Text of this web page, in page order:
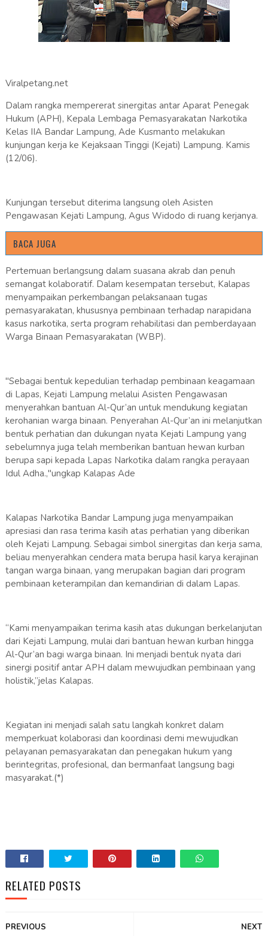
Viralpetang.net
Dalam rangka mempererat sinergitas antar Aparat Penegak
Hukum (APH), Kepala Lembaga Pemasyarakatan Narkotika
Kelas IIA Bandar Lampung, Ade Kusmanto melakukan
kunjungan kerja ke Kejaksaan Tinggi (Kejati) Lampung. Kamis
(12/06).
Kunjungan tersebut diterima langsung oleh Asisten
Pengawasan Kejati Lampung, Agus Widodo di ruang kerjanya.
BACA JUGA
Pertemuan berlangsung dalam suasana akrab dan penuh
semangat kolaboratif. Dalam kesempatan tersebut, Kalapas
menyampaikan perkembangan pelaksanaan tugas
pemasyarakatan, khususnya pembinaan terhadap narapidana
kasus narkotika, serta program rehabilitasi dan pemberdayaan
Warga Binaan Pemasyarakatan (WBP).
"Sebagai bentuk kepedulian terhadap pembinaan keagamaan
di Lapas, Kejati Lampung melalui Asisten Pengawasan
menyerahkan bantuan Al-Qur’an untuk mendukung kegiatan
kerohanian warga binaan. Penyerahan Al-Qur’an ini melanjutkan
bentuk perhatian dan dukungan nyata Kejati Lampung yang
sebelumnya juga telah memberikan bantuan hewan kurban
berupa sapi kepada Lapas Narkotika dalam rangka perayaan
Idul Adha.,"ungkap Kalapas Ade
Kalapas Narkotika Bandar Lampung juga menyampaikan
apresiasi dan rasa terima kasih atas perhatian yang diberikan
oleh Kejati Lampung. Sebagai simbol sinergitas dan kerja sama,
beliau menyerahkan cendera mata berupa hasil karya kerajinan
tangan warga binaan, yang merupakan bagian dari program
pembinaan keterampilan dan kemandirian di dalam Lapas.
“Kami menyampaikan terima kasih atas dukungan berkelanjutan
dari Kejati Lampung, mulai dari bantuan hewan kurban hingga
Al-Qur’an bagi warga binaan. Ini menjadi bentuk nyata dari
sinergi positif antar APH dalam mewujudkan pembinaan yang
holistik,”jelas Kalapas.
Kegiatan ini menjadi salah satu langkah konkret dalam
memperkuat kolaborasi dan koordinasi demi mewujudkan
pelayanan pemasyarakatan dan penegakan hukum yang
berintegritas, profesional, dan bermanfaat langsung bagi
masyarakat.(*)
RELATED POSTS
NEXT
PREVIOUS